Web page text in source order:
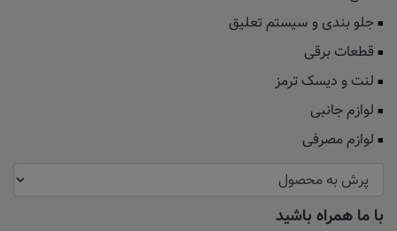
جلو بندی و سیستم تعلیق
قطعات برقی
لنت و دیسک ترمز
لوازم جانبی
لوازم مصرفی
با ما همراه باشید